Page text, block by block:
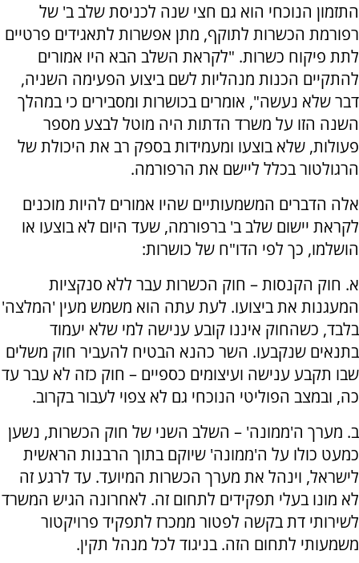
התזמון הנוכחי הוא גם חצי שנה לכניסת שלב ב' של
רפורמת הכשרות לתוקף, מתן אפשרות לתאגידים פרטיים
לתת פיקוח כשרות. "לקראת השלב הבא היו אמורים
להתקיים הכנות מנהליות לשם ביצוע הפעימה השניה,
דבר שלא נעשה", אומרים בכושרות ומסבירים כי במהלך
השנה הזו על משרד הדתות היה מוטל לבצע מספר
פעולות, שלא בוצעו ומעמידות בספק רב את היכולת של
הרגולטור בכלל ליישם את הרפורמה.
אלה הדברים המשמעותיים שהיו אמורים להיות מוכנים
לקראת יישום שלב ב' ברפורמה, שעד היום לא בוצעו או
הושלמו, כך לפי הדו"ח של כושרות:
א. חוק הקנסות – חוק הכשרות עבר ללא סנקציות
המעגנות את ביצועו. לעת עתה הוא משמש מעין 'המלצה'
בלבד, כשהחוק איננו קובע ענישה למי שלא יעמוד
בתנאים שנקבעו. השר כהנא הבטיח להעביר חוק משלים
שבו תקבע ענישה ועיצומים כספיים – חוק כזה לא עבר עד
כה, ובמצב הפוליטי הנוכחי גם לא צפוי לעבור בקרוב.
ב. מערך ה'ממונה' – השלב השני של חוק הכשרות, נשען
כמעט כולו על ה'ממונה' שיוקם בתוך הרבנות הראשית
לישראל, וינהל את מערך הכשרות המיועד. עד לרגע זה
לא מונו בעלי תפקידים לתחום זה. לאחרונה הגיש המשרד
לשירותי דת בקשה לפטור ממכרז לתפקיד פרויקטור
משמעותי לתחום הזה. בניגוד לכל מנהל תקין.